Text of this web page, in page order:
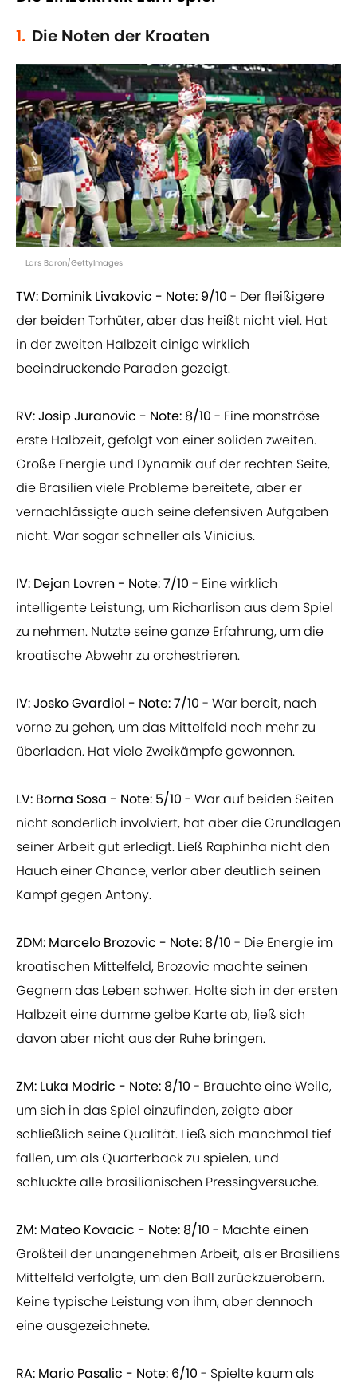
1. Die Noten der Kroaten
Lars Baron/GettyImages
TW: Dominik Livakovic - Note: 9/10 - Der fleißigere
der beiden Torhüter, aber das heißt nicht viel. Hat
in der zweiten Halbzeit einige wirklich
beeindruckende Paraden gezeigt.
RV: Josip Juranovic - Note: 8/10 - Eine monströse
erste Halbzeit, gefolgt von einer soliden zweiten.
Große Energie und Dynamik auf der rechten Seite,
die Brasilien viele Probleme bereitete, aber er
vernachlässigte auch seine defensiven Aufgaben
nicht. War sogar schneller als Vinicius.
IV: Dejan Lovren - Note: 7/10 - Eine wirklich
intelligente Leistung, um Richarlison aus dem Spiel
zu nehmen. Nutzte seine ganze Erfahrung, um die
kroatische Abwehr zu orchestrieren.
IV: Josko Gvardiol - Note: 7/10 - War bereit, nach
vorne zu gehen, um das Mittelfeld noch mehr zu
überladen. Hat viele Zweikämpfe gewonnen.
LV: Borna Sosa - Note: 5/10 - War auf beiden Seiten
nicht sonderlich involviert, hat aber die Grundlagen
seiner Arbeit gut erledigt. Ließ Raphinha nicht den
Hauch einer Chance, verlor aber deutlich seinen
Kampf gegen Antony.
ZDM: Marcelo Brozovic - Note: 8/10 - Die Energie im
kroatischen Mittelfeld, Brozovic machte seinen
Gegnern das Leben schwer. Holte sich in der ersten
Halbzeit eine dumme gelbe Karte ab, ließ sich
davon aber nicht aus der Ruhe bringen.
ZM: Luka Modric - Note: 8/10 - Brauchte eine Weile,
um sich in das Spiel einzufinden, zeigte aber
schließlich seine Qualität. Ließ sich manchmal tief
fallen, um als Quarterback zu spielen, und
schluckte alle brasilianischen Pressingversuche.
ZM: Mateo Kovacic - Note: 8/10 - Machte einen
Großteil der unangenehmen Arbeit, als er Brasiliens
Mittelfeld verfolgte, um den Ball zurückzuerobern.
Keine typische Leistung von ihm, aber dennoch
eine ausgezeichnete.
RA: Mario Pasalic - Note: 6/10 - Spielte kaum als